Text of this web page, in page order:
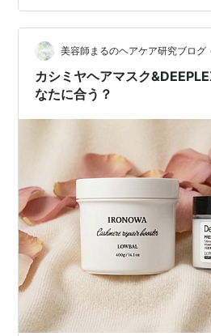
プー ダメージケア うねり 広がり
らか泡 柔らかい髪 ボンディング
ス… 美容師まるのヘアケア研究ブログ
カシミヤヘアマスク
なたに合う？